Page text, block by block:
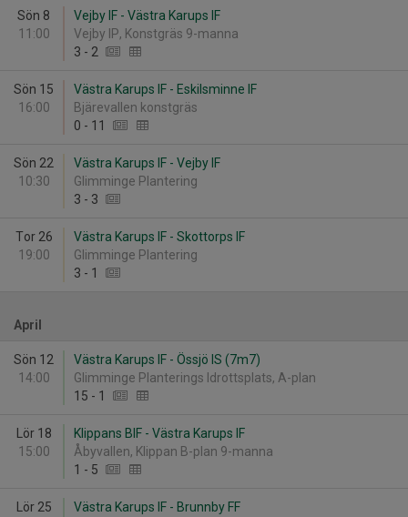
Sön 8
11:00
Vejby IF - Västra Karups IF
Vejby IP, Konstgräs 9-manna
3 - 2
Sön 15
16:00
Västra Karups IF - Eskilsminne IF
Bjärevallen konstgräs
0 - 11
Sön 22
10:30
Västra Karups IF - Vejby IF
Glimminge Plantering
3 - 3
Tor 26
19:00
Västra Karups IF - Skottorps IF
Glimminge Plantering
3 - 1
April
Sön 12
14:00
Västra Karups IF - Össjö IS (7m7)
Glimminge Planterings Idrottsplats, A-plan
15 - 1
Lör 18
15:00
Klippans BIF - Västra Karups IF
Åbyvallen, Klippan B-plan 9-manna
1 - 5
Lör 25
Västra Karups IF - Brunnby FF